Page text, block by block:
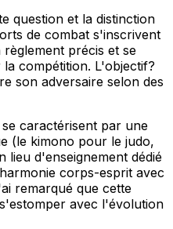
question et la distinction
de combat s'inscrivent
précis et se
compétition. L'objectif?
son adversaire selon des
caractérisent par une
(le kimono pour le judo,
lieu d'enseignement dédié
corps-esprit avec
remarqué que cette
avec l'évolution